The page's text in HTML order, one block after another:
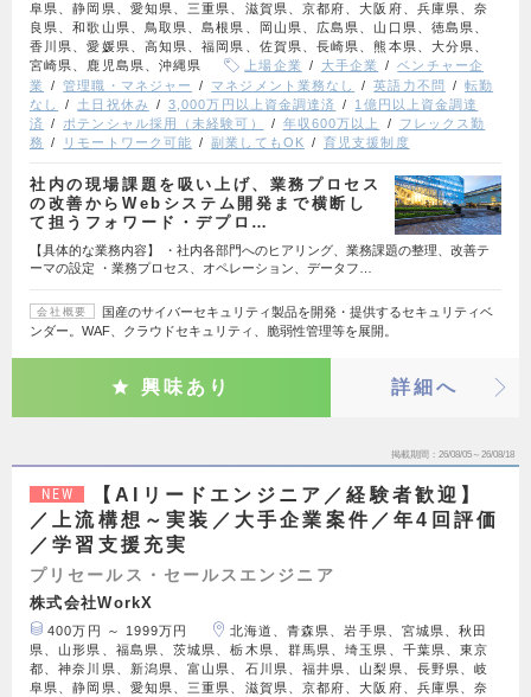
阜県、静岡県、愛知県、三重県、滋賀県、京都府、大阪府、兵庫県、奈
良県、和歌山県、鳥取県、島根県、岡山県、広島県、山口県、徳島県、
香川県、愛媛県、高知県、福岡県、佐賀県、長崎県、熊本県、大分県、
宮崎県、鹿児島県、沖縄県
上場企業 大手企業
ベンチャー企
業
管理職・マネジャー マネジメント業務なし 英語力不問
転勤
なし
土日祝休み 3,000万円以上資金調達済
1億円以上資金調達
済
ポテンシャル採用（未経験可） 年収600万以上
フレックス勤
務
リモートワーク可能 副業してもOK 育児支援制度
社内の現場課題を吸い上げ、業務プロセス
の改善からWebシステム開発まで横断し
て担うフォワード・デプロ…
【具体的な業務内容】 ・社内各部門へのヒアリング、業務課題の整理、改善テ
ーマの設定 ・業務プロセス、オペレーション、データフ…
会社概要
国産のサイバーセキュリティ製品を開発・提供するセキュリティベ
ンダー。WAF、クラウドセキュリティ、脆弱性管理等を展開。
興味あり 詳細へ
掲載期間 26/08/05～26/08/18
NEW
【AIリードエンジニア／経験者歓迎】
／上流構想～実装／大手企業案件／年4回評価
／学習支援充実
プリセールス・セールスエンジニア
株式会社WorkX
400万円 ～ 1999万円
北海道、青森県、岩手県、宮城県、秋田
県、山形県、福島県、茨城県、栃木県、群馬県、埼玉県、千葉県、東京
都、神奈川県、新潟県、富山県、石川県、福井県、山梨県、長野県、岐
阜県、静岡県、愛知県、三重県、滋賀県、京都府、大阪府、兵庫県、奈